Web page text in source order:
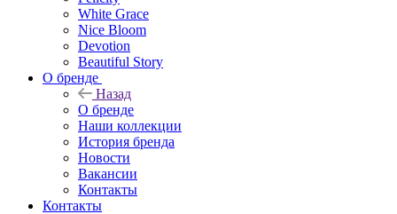
White Grace
Nice Bloom
Devotion
Beautiful Story
О бренде
Назад
О бренде
Наши коллекции
История бренда
Новости
Вакансии
Контакты
Контакты